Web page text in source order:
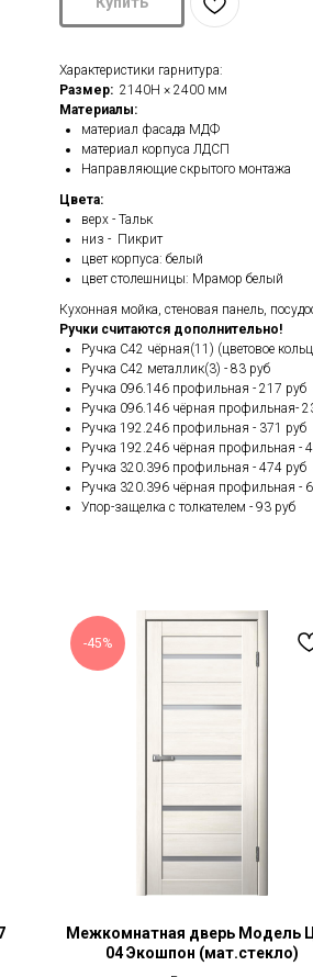
Характеристики гарнитура:
Размер: 2140H × 2400 мм
Материалы:
материал фасада МДФ
материал корпуса ЛДСП
Направляющие скрытого монтажа
Цвета:
верх - Тальк
низ - Пикрит
цвет корпуса: белый
цвет столешницы: Мрамор белый
Кухонная мойка, стеновая панель,
Ручки считаются дополнительно!
Ручка С42 чёрная(11) (цветовое
Ручка С42 металлик(3) - 83 руб
Ручка 096.146 профильная - 217 руб
Ручка 096.146 чёрная профильная-
Ручка 192.246 профильная - 371 руб
Ручка 192.246 чёрная профильная -
Ручка 320.396 профильная - 474 руб
Ручка 320.396 чёрная профильная -
Упор-защелка с толкателем - 93 руб
-45%
Межкомнатная дверь Модель
04 Экошпон (мат.стекло)